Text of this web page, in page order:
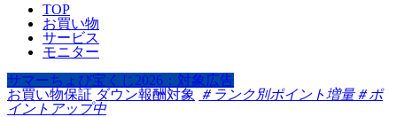
TOP
お買い物
サービス
モニター
サマーちょび宝くじ2026：対象広告
お買い物保証 ダウン報酬対象 ＃ランク別ポイント増量＃ポ
イントアップ中